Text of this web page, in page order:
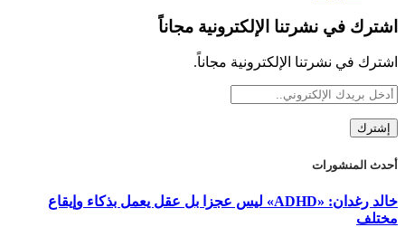
اشترك في نشرتنا الإلكترونية مجاناً
اشترك في نشرتنا الإلكترونية مجاناً.
أحدث المنشورات
خالد رغدان: «ADHD» ليس عجزا بل عقل يعمل بذكاء وإيقاع
مختلف